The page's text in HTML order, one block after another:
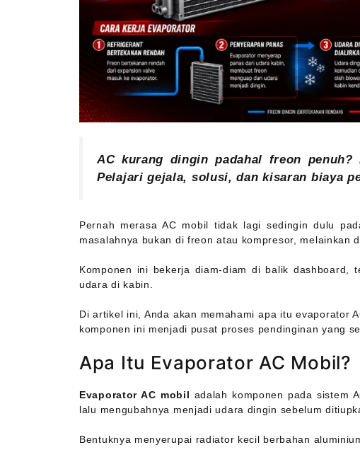
AC kurang dingin padahal freon
Pelajari gejala, solusi, dan kisaran biaya
Pernah merasa AC mobil tidak lagi sedingin dulu
masalahnya bukan di freon atau kompresor, melainkan
Komponen ini bekerja diam-diam di balik dashboard,
udara di kabin.
Di artikel ini, Anda akan memahami apa itu evaporator
komponen ini menjadi pusat proses pendinginan yang
Apa Itu Evaporator AC Mobil?
Evaporator AC mobil adalah komponen pada sistem
lalu mengubahnya menjadi udara dingin sebelum
Bentuknya menyerupai radiator kecil berbahan